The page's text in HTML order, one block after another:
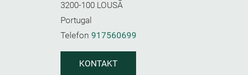
3200-100 LOUSÃ
Portugal
Telefon 917560699
KONTAKT